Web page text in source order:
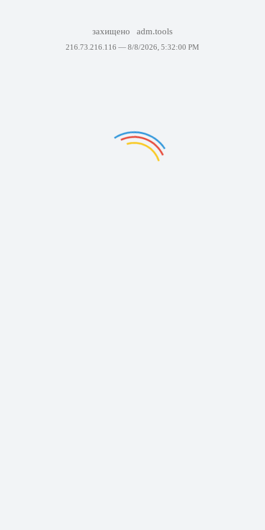
захищено adm.tools
216.73.216.116 — 8/8/2026, 5:32:00 PM